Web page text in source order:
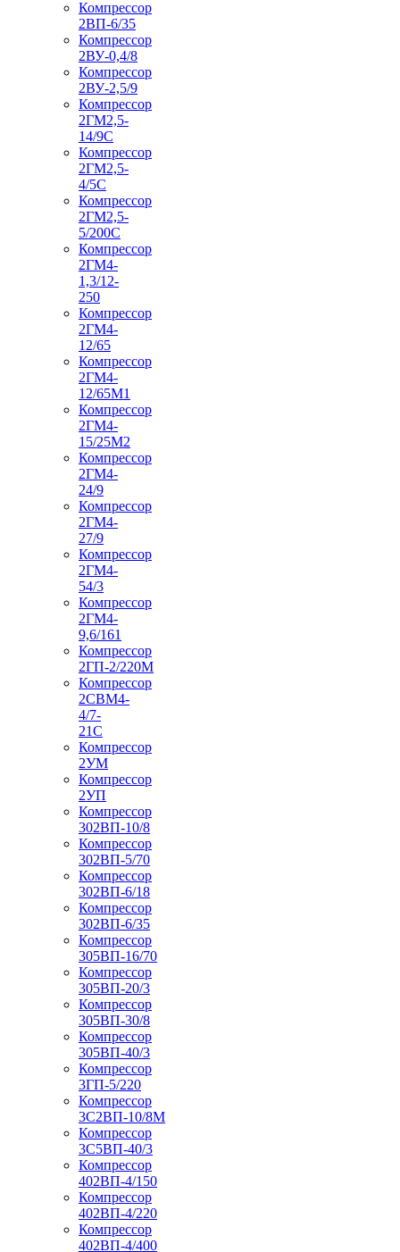
Компрессор
2ВП-6/35
Компрессор
2ВУ-0,4/8
Компрессор
2ВУ-2,5/9
Компрессор
2ГМ2,5-
14/9С
Компрессор
2ГМ2,5-
4/5С
Компрессор
2ГМ2,5-
5/200С
Компрессор
2ГМ4-
1,3/12-
250
Компрессор
2ГМ4-
12/65
Компрессор
2ГМ4-
12/65М1
Компрессор
2ГМ4-
15/25М2
Компрессор
2ГМ4-
24/9
Компрессор
2ГМ4-
27/9
Компрессор
2ГМ4-
54/3
Компрессор
2ГМ4-
9,6/161
Компрессор
2ГП-2/220М
Компрессор
2СВМ4-
4/7-
21С
Компрессор
2УМ
Компрессор
2УП
Компрессор
302ВП-10/8
Компрессор
302ВП-5/70
Компрессор
302ВП-6/18
Компрессор
302ВП-6/35
Компрессор
305ВП-16/70
Компрессор
305ВП-20/3
Компрессор
305ВП-30/8
Компрессор
305ВП-40/3
Компрессор
3ГП-5/220
Компрессор
3С2ВП-10/8М
Компрессор
3С5ВП-40/3
Компрессор
402ВП-4/150
Компрессор
402ВП-4/220
Компрессор
402ВП-4/400